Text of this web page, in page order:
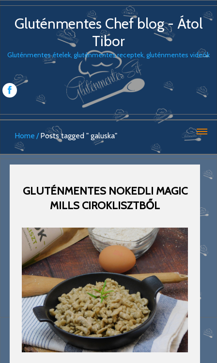
Gluténmentes Chef blog - Átol
Tibor
Gluténmentes ételek, gluténmentes receptek, gluténmentes videók
Home Posts tagged " galuska"
GLUTÉNMENTES NOKEDLI MAGIC
MILLS CIROKLISZTBŐL